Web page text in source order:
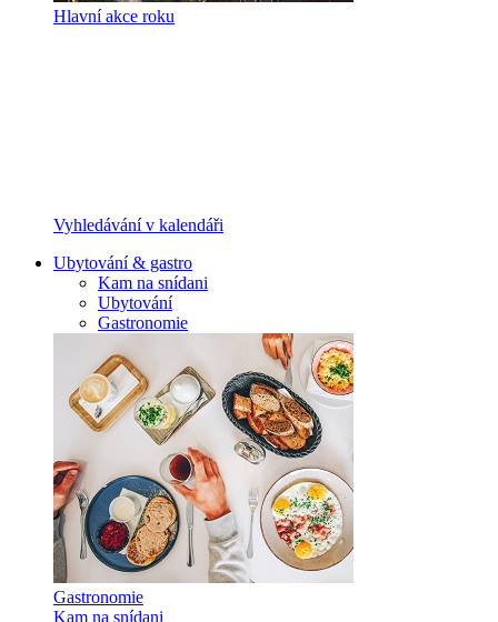
Hlavní akce roku
Vyhledávání v kalendáři
Ubytování & gastro
Kam na snídani
Ubytování
Gastronomie
Gastronomie
Kam na snídani